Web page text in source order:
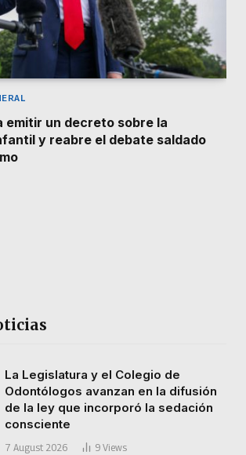
emitir un decreto sobre la
y reabre el debate saldado
La Legislatura y el Colegio de
Odontólogos avanzan en la difusión
de la ley que incorporó la sedación
consciente
7 August 2026 9 Views